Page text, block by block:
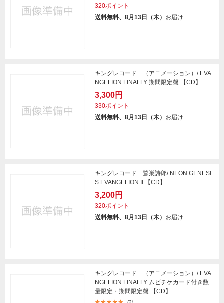
320ポイント
送料無料、8月13日（木） お届け
キングレコード （アニメーション）/ EVA
NGELION FINALLY 期間限定盤 【CD】
3,300円
330ポイント
送料無料、8月13日（木） お届け
キングレコード 鷺巣詩郎/ NEON GENESI
S EVANGELION II 【CD】
3,200円
320ポイント
送料無料、8月13日（木） お届け
キングレコード （アニメーション）/ EVA
NGELION FINALLY ムビチケカード付き数
量限定・期間限定盤 【CD】